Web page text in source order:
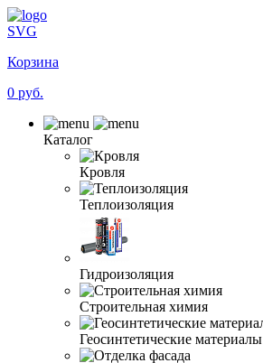
SVG
Корзина
0 руб.
Каталог
Кровля
Теплоизоляция
Гидроизоляция
Строительная химия
Геосинтетические материалы